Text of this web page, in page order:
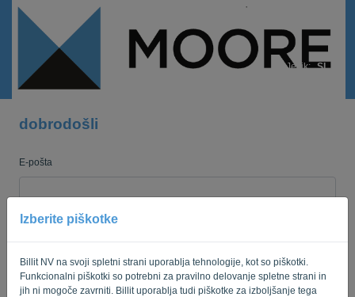
Izberite piškotke
Billit NV na svoji spletni strani uporablja tehnologije, kot so piškotki.
Funkcionalni piškotki so potrebni za pravilno delovanje spletne strani in
jih ni mogoče zavrniti. Billit uporablja tudi piškotke za izboljšanje tega
Jezik: SL
dobrodošli
E-pošta
Geslo
Spomni me Pozabljeno geslo?